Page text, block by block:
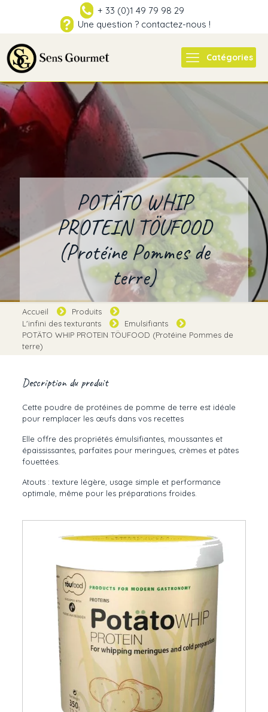
+ 33 (0)1 49 79 98 29
Une question ? contactez-nous !
Catégories
POTÄTO WHIP
PROTEIN TÖUFOOD
(Protéine Pommes de
terre)
Accueil
Produits
L'infini des texturants
Emulsifiants
POTÄTO WHIP PROTEIN TÖUFOOD (Protéine Pommes de
terre)
Description du produit
Cette poudre de protéines de pomme de terre est idéale
pour remplacer les œufs dans vos recettes
Elle offre des propriétés émulsifiantes, moussantes et
épaississantes, parfaites pour meringues, crèmes et pâtes
fouettées.
Atouts : texture légère, usage simple et performance
optimale, même pour les préparations froides.